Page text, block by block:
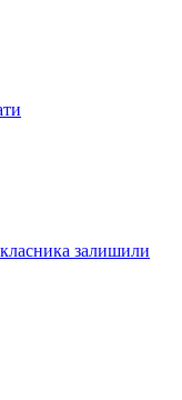
залишили